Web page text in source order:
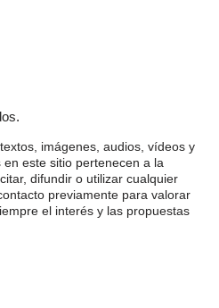
imágenes, audios, vídeos y
este sitio pertenecen a la
difundir o utilizar cualquier
previamente para valorar
el interés y las propuestas